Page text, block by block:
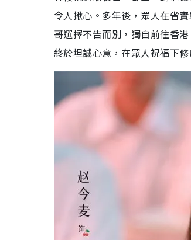
令人揪心。多年後，眾人在省
哥選擇不告而別，獨自前往香
終於坦誠心意，在眾人祝福下修